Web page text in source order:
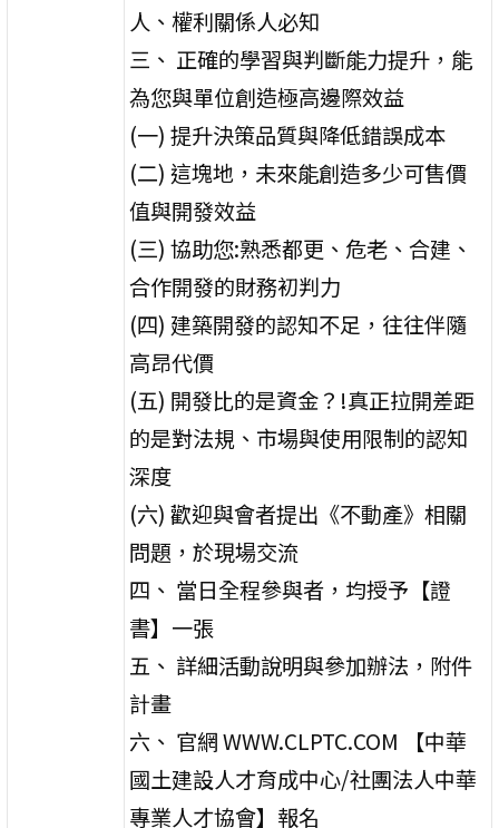
人、權利關係人必知
三、 正確的學習與判斷能力提升，能
為您與單位創造極高邊際效益
(一) 提升決策品質與降低錯誤成本
(二) 這塊地，未來能創造多少可售價
值與開發效益
(三) 協助您:熟悉都更、危老、合建、
合作開發的財務初判力
(四) 建築開發的認知不足，往往伴隨
高昂代價
(五) 開發比的是資金？!真正拉開差距
的是對法規、市場與使用限制的認知
深度
(六) 歡迎與會者提出《不動產》相關
問題，於現場交流
四、 當日全程參與者，均授予【證
書】一張
五、 詳細活動說明與參加辦法，附件
計畫
六、 官網 WWW.CLPTC.COM 【中華
國土建設人才育成中心/社團法人中華
專業人才協會】報名